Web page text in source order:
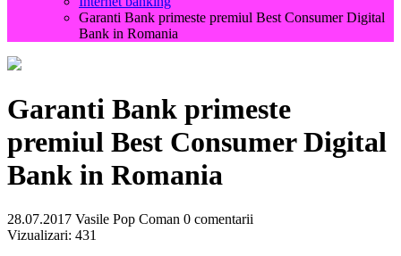
Garanti Bank primeste premiul Best Consumer Digital
Bank in Romania
Garanti Bank primeste
premiul Best Consumer Digital
Bank in Romania
28.07.2017 Vasile Pop Coman 0 comentarii
Vizualizari: 431